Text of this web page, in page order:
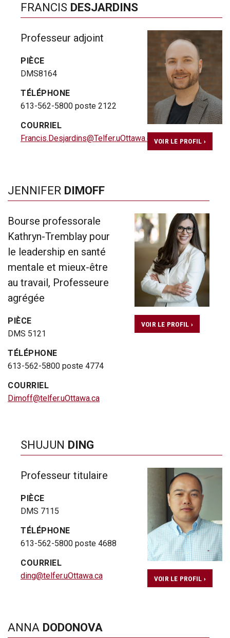
FRANCIS DESJARDINS
Professeur adjoint
PIÈCE
DMS8164
TÉLÉPHONE
613-562-5800 poste 2122
COURRIEL
Francis.Desjardins@Telfer.uOttawa.caVOIR LE PROFIL ›
JENNIFER DIMOFF
Bourse professorale
Kathryn-Tremblay pour
le leadership en santé
mentale et mieux-être
au travail, Professeure
agrégée
PIÈCE
DMS 5121
TÉLÉPHONE
613-562-5800 poste 4774
COURRIEL
Dimoff@telfer.uOttawa.ca
VOIR LE PROFIL ›
SHUJUN DING
Professeur titulaire
PIÈCE
DMS 7115
TÉLÉPHONE
613-562-5800 poste 4688
COURRIEL
ding@telfer.uOttawa.ca
VOIR LE PROFIL ›
ANNA DODONOVA